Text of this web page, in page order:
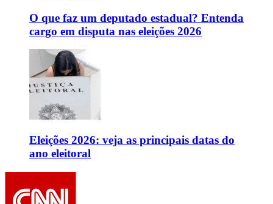
O que faz um deputado estadual? Entenda
cargo em disputa nas eleições 2026
Eleições 2026: veja as principais datas do
ano eleitoral